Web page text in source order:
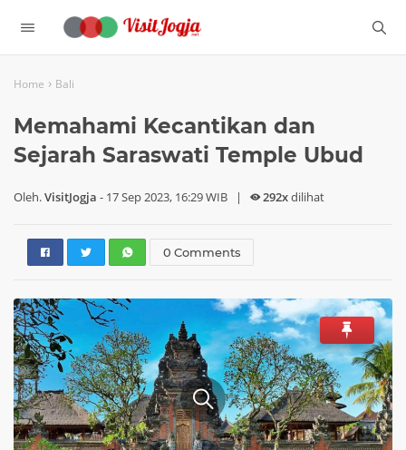
Home › Bali
Memahami Kecantikan dan
Sejarah Saraswati Temple Ubud
Oleh.VisitJogja - 17 Sep 2023, 16:29 WIB | 292xdilihat
0 Comments